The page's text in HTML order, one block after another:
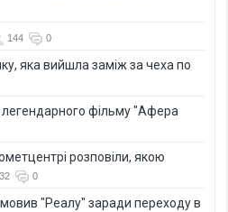
144 0
яка вийшла заміж за чеха по
легендарного фільму "Афера
розповіли, якою
0
"Реалу" заради переходу в